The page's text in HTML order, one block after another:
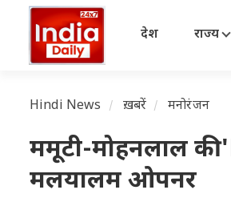
देश राज्य
Hindi News ख़बरें मनोरंजन
ममूटी-मोहनलाल
मलयालम ओपनर